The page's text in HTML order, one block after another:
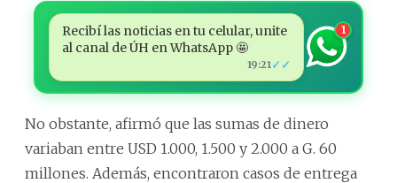
Recibí las noticias en tu celular, unite
al canal de ÚH en WhatsApp 🤩
19:21 ✓✓
1
No obstante, afirmó que las sumas de dinero
variaban entre USD 1.000, 1.500 y 2.000 a G. 60
millones. Además, encontraron casos de entrega